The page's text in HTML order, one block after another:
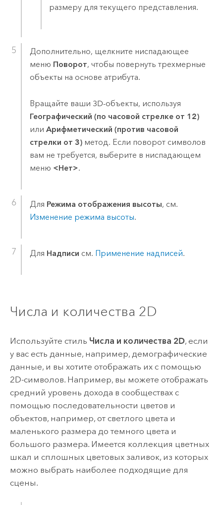
размеру для текущего представления.
Дополнительно, щелкните ниспадающее
меню Поворот, чтобы повернуть трехмерные
объекты на основе атрибута.
Вращайте ваши 3D-объекты, используя
Географический (по часовой стрелке от 12)
или Арифметический (против часовой
стрелки от 3)метод. Если поворот символов
вам не требуется, выберите в ниспадающем
меню <Нет>.
Для Режима отображения высоты, см.
Изменение режима высоты.
Для Надписи см. Применение надписей.
Числа и количества 2D
Используйте стиль Числа и количества 2D, если
у вас есть данные, например, демографические
данные, и вы хотите отображать их с помощью
2D-символов. Например, вы можете отображать
средний уровень дохода в сообществах с
помощью последовательности цветов и
объектов, например, от светлого цвета и
маленького размера до темного цвета и
большого размера. Имеется коллекция цветных
шкал и сплошных цветовых заливок, из которых
можно выбрать наиболее подходящие для
сцены.